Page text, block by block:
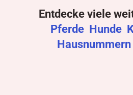
Entdecke viele
Pferde Hunde
Hausnummern